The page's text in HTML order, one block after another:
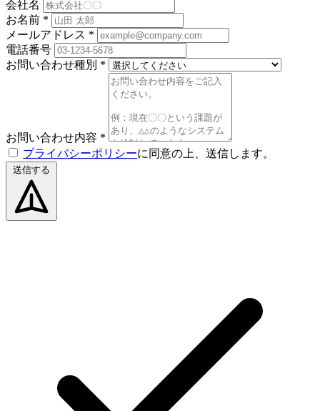
会社名
お名前 *
メールアドレス *
電話番号
お問い合わせ種別 *
お問い合わせ内容 *
プライバシーポリシーに同意の上、送信します。
送信する